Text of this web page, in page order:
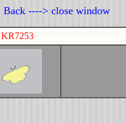
Back ----> close window
KR7253